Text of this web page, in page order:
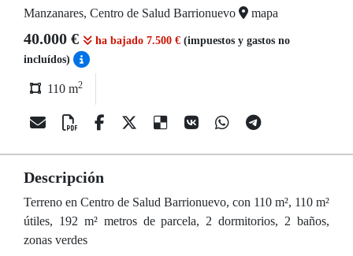
Manzanares, Centro de Salud Barrionuevo mapa
40.000 € ha bajado 7.500 € (impuestos y gastos no
incluídos)
110 m2
Descripción
Terreno en Centro de Salud Barrionuevo, con 110 m², 110 m²
útiles, 192 m² metros de parcela, 2 dormitorios, 2 baños,
zonas verdes